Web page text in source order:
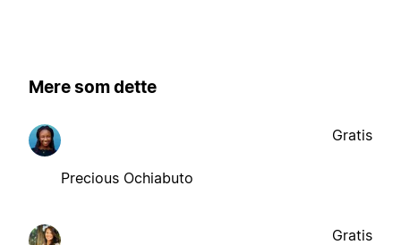
Mere som dette
Precious Ochiabuto
Gratis
Gratis